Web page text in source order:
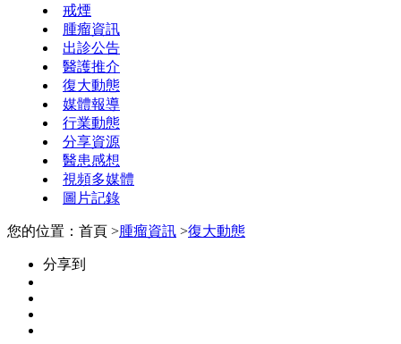
戒煙
腫瘤資訊
出診公告
醫護推介
復大動態
媒體報導
行業動態
分享資源
醫患感想
視頻多媒體
圖片記錄
您的位置：首頁 >腫瘤資訊 >復大動態
分享到